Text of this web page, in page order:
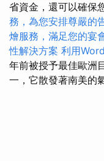
省資金，還可以確保
務，為您安排尊嚴的
燴服務，滿足您的宴
性解決方案 利用
年前被授予最佳歐洲
一，它散發著南美的